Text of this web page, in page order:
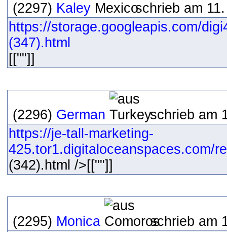
(2297) Kaley
schrieb am
https://storage.googleapis.com/
(347).html
[[""]]
(2296) German
schrieb am
https://je-tall-marketing-
425.tor1.digitaloceanspaces.com/
(342).html />[[""]]
(2295) Monica
schrieb am